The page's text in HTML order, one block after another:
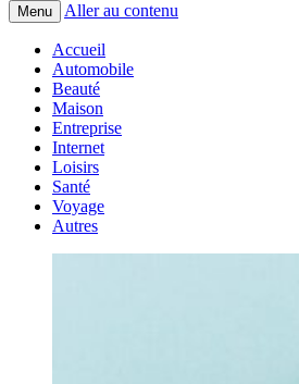
Menu Aller au contenu
Accueil
Automobile
Beauté
Maison
Entreprise
Internet
Loisirs
Santé
Voyage
Autres